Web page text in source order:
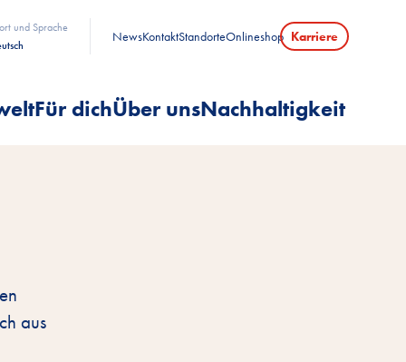
und Sprache
NewsKontaktStandorteOnlineshop Karriere
Für dichÜber unsNachhaltigkeit
aus